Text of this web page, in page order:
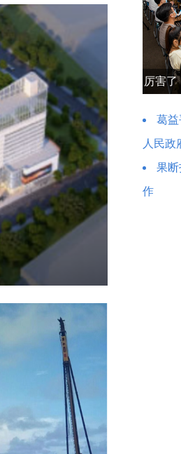
厉害了
葛
人民政
果断
作